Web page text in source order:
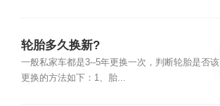
轮胎多久换新?
一般私家车都是3--5年更换一次，判断轮胎是否该
更换的方法如下：1、胎...